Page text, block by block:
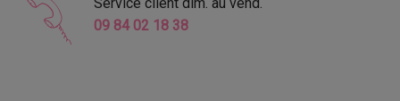
09 84 02 18 38